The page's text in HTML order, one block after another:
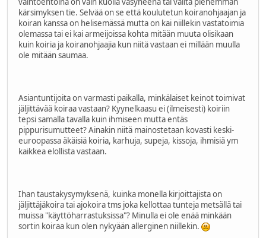
kärsimyksen tie. Selvää on se että koulutetun koiranohjaajan ja
koiran kanssa on helisemässä mutta on kai niillekin vastatoimia
olemassa tai ei kai armeijoissa kohta mitään muuta olisikaan
kuin koiria ja koiranohjaajia kun niitä vastaan ei millään muulla
ole mitään saumaa.
Asiantuntijoita on varmasti paikalla, minkälaiset keinot toimivat
jäljittävää koiraa vastaan? Kyynelkaasu ei (ilmeisesti) koiriin
tepsi samalla tavalla kuin ihmiseen mutta entäs
pippurisumutteet? Ainakin niitä mainostetaan kovasti keski-
euroopassa äkäisiä koiria, karhuja, supeja, kissoja, ihmisiä ym
kaikkea elollista vastaan.
Ihan taustakysymyksenä, kuinka monella kirjoittajista on
jäljittäjäkoira tai ajokoira tms joka kellottaa tunteja metsällä tai
muissa "käyttöharrastuksissa"? Minulla ei ole enää minkään
sortin koiraa kun olen nykyään allerginen niillekin.